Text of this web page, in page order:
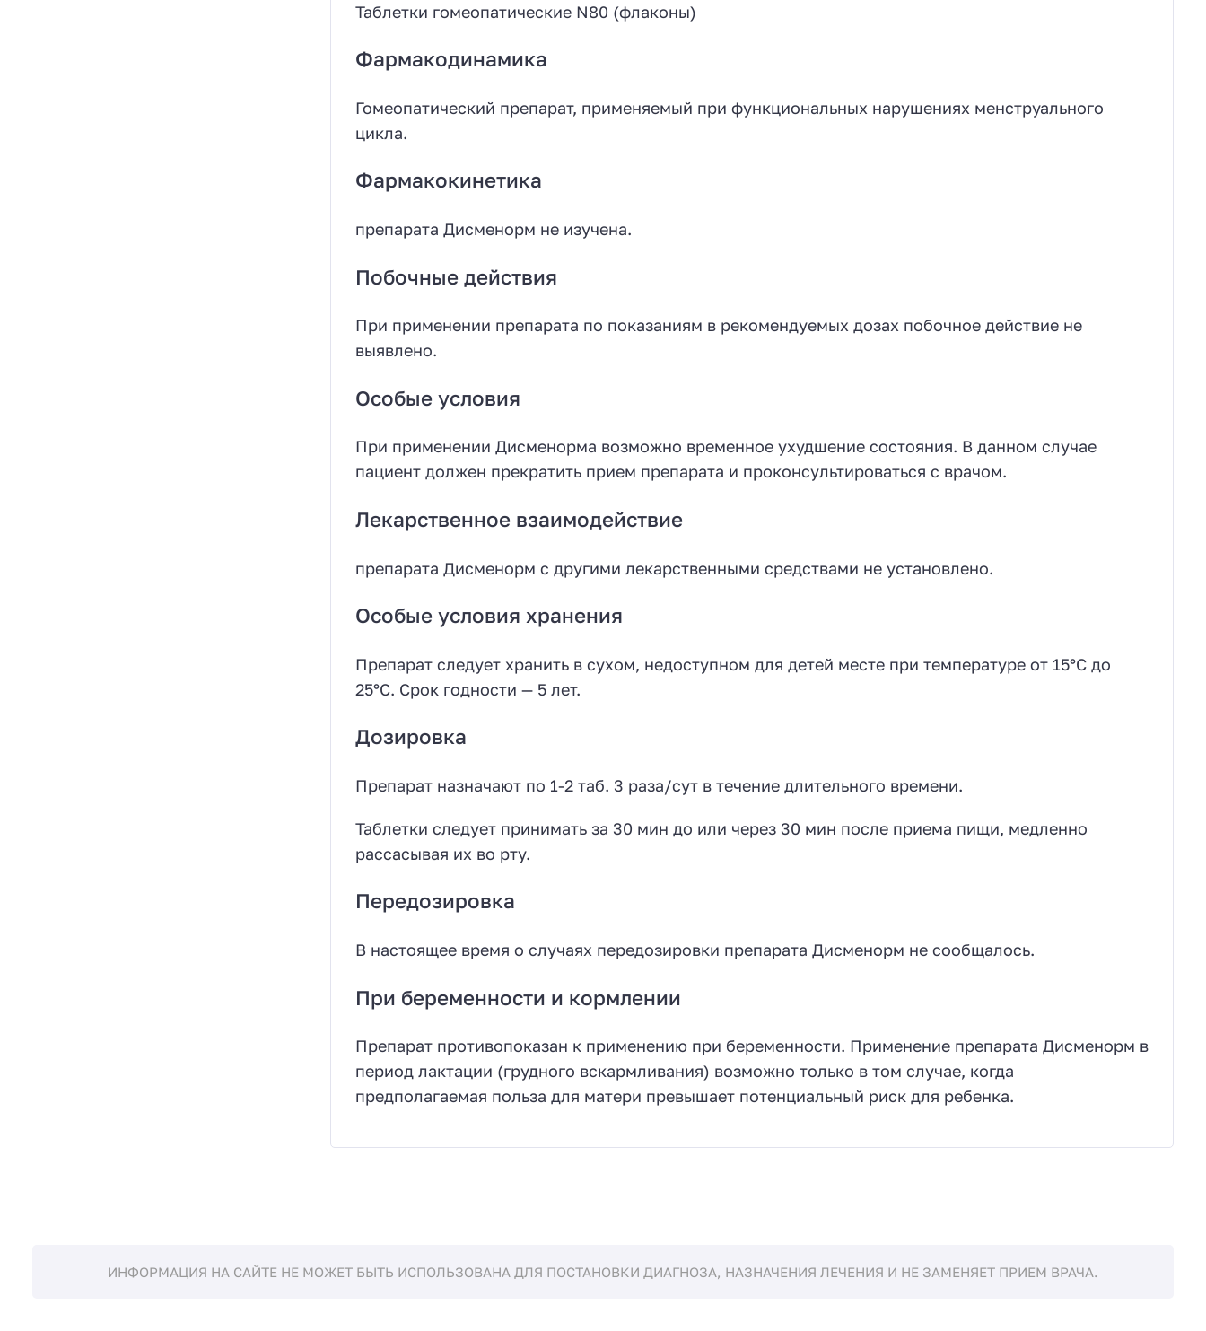
Таблетки гомеопатические N80 (флаконы)
Фармакодинамика
Гомеопатический препарат, применяемый при функциональных нарушениях менструального
цикла.
Фармакокинетика
препарата Дисменорм не изучена.
Побочные действия
При применении препарата по показаниям в рекомендуемых дозах побочное действие не
выявлено.
Особые условия
При применении Дисменорма возможно временное ухудшение состояния. В данном случае
пациент должен прекратить прием препарата и проконсультироваться с врачом.
Лекарственное взаимодействие
препарата Дисменорм с другими лекарственными средствами не установлено.
Особые условия хранения
Препарат следует хранить в сухом, недоступном для детей месте при температуре от 15°С до
25°С. Срок годности — 5 лет.
Дозировка
Препарат назначают по 1-2 таб. 3 раза/сут в течение длительного времени.
Таблетки следует принимать за 30 мин до или через 30 мин после приема пищи, медленно
рассасывая их во рту.
Передозировка
В настоящее время о случаях передозировки препарата Дисменорм не сообщалось.
При беременности и кормлении
Препарат противопоказан к применению при беременности. Применение препарата Дисменорм в
период лактации (грудного вскармливания) возможно только в том случае, когда
предполагаемая польза для матери превышает потенциальный риск для ребенка.
ИНФОРМАЦИЯ НА САЙТЕ НЕ МОЖЕТ БЫТЬ ИСПОЛЬЗОВАНА ДЛЯ ПОСТАНОВКИ ДИАГНОЗА, НАЗНАЧЕНИЯ ЛЕЧЕНИЯ И НЕ ЗАМЕНЯЕТ ПРИЕМ ВРАЧА.